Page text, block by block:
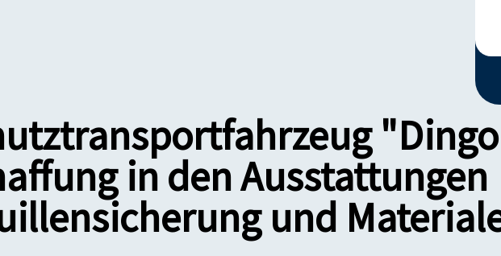
in den Ausstattungen
und